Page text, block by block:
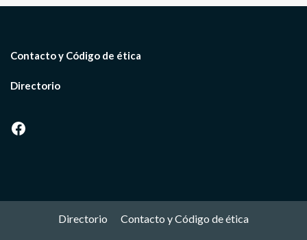
Contacto y Código de ética
Directorio
Facebook
Directorio Contacto y Código de ética